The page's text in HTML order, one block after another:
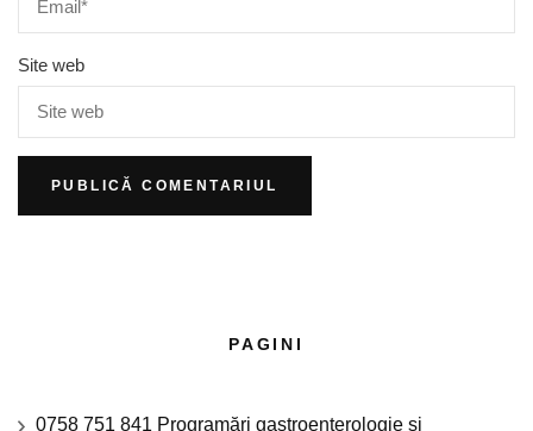
Site web
PAGINI
0758 751 841 Programări gastroenterologie si